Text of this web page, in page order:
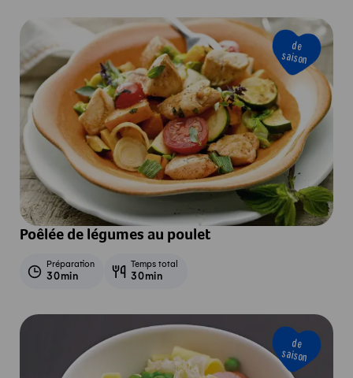
de
saison
Poêlée de légumes au poulet
Préparation
30min
Temps total
30min
de
saison